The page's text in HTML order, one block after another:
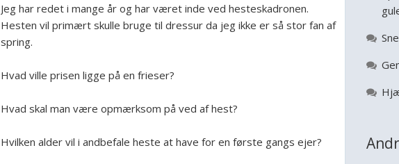
Jeg har redet i mange år og har været inde ved hesteskadronen.
Hesten vil primært skulle bruge til dressur da jeg ikke er så stor fan af
spring.
Hvad ville prisen ligge på en frieser?
Hvad skal man være opmærksom på ved af hest?
Hvilken alder vil i andbefale heste at have for en første gangs ejer?